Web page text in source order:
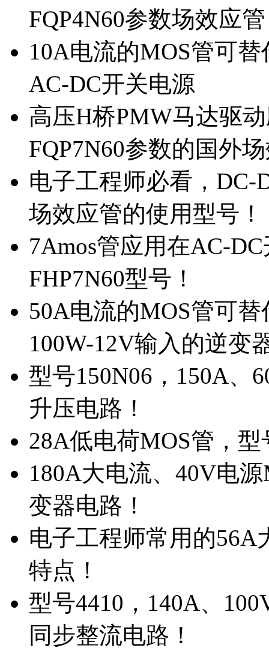
FQP4N60参数场效应
10A电流的MOS管可
AC-DC开关电源
高压H桥PMW马达驱
FQP7N60参数的国外
电子工程师必看，DC-
场效应管的使用型号！
7Amos管应用在AC-
FHP7N60型号！
50A电流的MOS管可
100W-12V输入的逆变
型号150N06，150A、
升压电路！
28A低电荷MOS管，
180A大电流、40V电
变器电路！
电子工程师常用的56A
特点！
型号4410，140A、
同步整流电路！